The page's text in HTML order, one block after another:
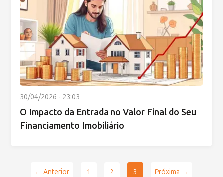
30/04/2026 - 23:03
O Impacto da Entrada no Valor Final do Seu
Financiamento Imobiliário
← Anterior 1 2 3 Próxima →